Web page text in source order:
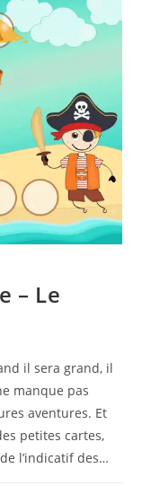
– Le
il sera grand, il
manque pas
aventures. Et
petites cartes,
l’indicatif des…